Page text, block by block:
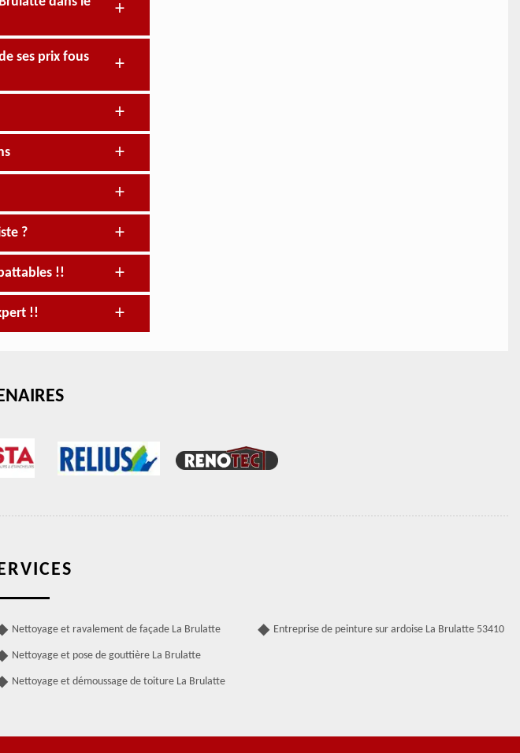
ses prix fous
?
!!
!!
Nettoyage et ravalement de façade La Brulatte
Nettoyage et pose de gouttière La Brulatte
Nettoyage et démoussage de toiture La Brulatte
Entreprise de peinture sur ardoise La Brulatte 53410